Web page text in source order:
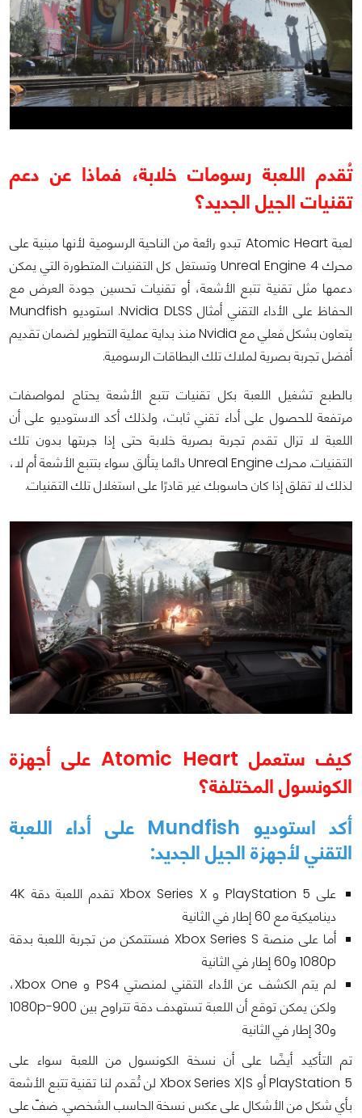
تُقدم اللعبة رسومات خلابة، فماذا عن دعم
تقنيات الجيل الجديد؟
لعبة Atomic Heart تبدو رائعة من الناحية الرسومية لأنها مبنية على
محرك Unreal Engine 4 وتستغل كل التقنيات المتطورة التي يمكن
دعمها مثل تقنية تتبع الأشعة، أو تقنيات تحسين جودة العرض مع
الحفاظ على الأداء التقني أمثال Nvidia DLSS. استوديو Mundfish
يتعاون بشكل فعلي مع Nvidia منذ بداية عملية التطوير لضمان تقديم
أفضل تجربة بصرية لملاك تلك البطاقات الرسومية.
بالطبع تشغيل اللعبة بكل تقنيات تتبع الأشعة يحتاج لمواصفات
مرتفعة للحصول على أداء تقني ثابت، ولذلك أكد الاستوديو على أن
اللعبة لا تزال تقدم تجربة بصرية خلابة حتى إذا جربتها بدون تلك
التقنيات. محرك Unreal Engine دائما يتألق سواء بتتبع الأشعة أم لا،
لذلك لا تقلق إذا كان حاسوبك غير قادرًا على استغلال تلك التقنيات.
كيف ستعمل Atomic Heart على أجهزة
الكونسول المختلفة؟
أكد استوديو Mundfish على أداء اللعبة
التقني لأجهزة الجيل الجديد:
على PlayStation 5 و Xbox Series X تقدم اللعبة دقة 4K
ديناميكية مع 60 إطار في الثانية
أما على منصة Xbox Series S فستتمكن من تجربة اللعبة بدقة
1080p و60 إطار في الثانية
لم يتم الكشف عن الأداء التقني لمنصتي PS4 و Xbox One،
ولكن يمكن توقع أن اللعبة تستهدف دقة تتراوح بين 900-1080p
و30 إطار في الثانية
تم التأكيد أيضًا على أن نسخة الكونسول من اللعبة سواء على
PlayStation 5 أو Xbox Series X|S لن تُقدم لنا تقنية تتبع الأشعة
بأي شكل من الأشكال على عكس نسخة الحاسب الشخصي. ضفّ على